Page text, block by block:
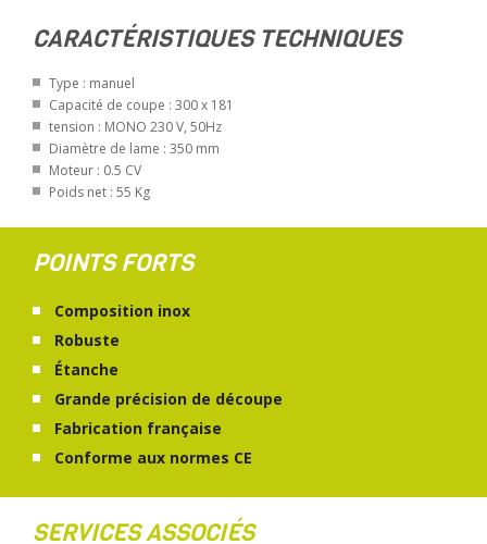
CARACTÉRISTIQUES TECHNIQUES
Type : manuel
Capacité de coupe : 300 x 181
tension : MONO 230 V, 50Hz
Diamètre de lame : 350 mm
Moteur : 0.5 CV
Poids net : 55 Kg
POINTS FORTS
Composition inox
Robuste
Étanche
Grande précision de découpe
Fabrication française
Conforme aux normes CE
SERVICES ASSOCIÉS